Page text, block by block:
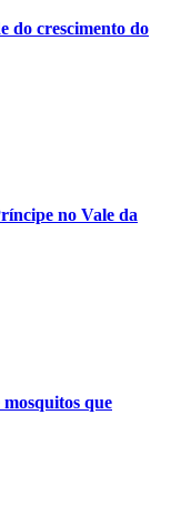
do crescimento do
no Vale da
que